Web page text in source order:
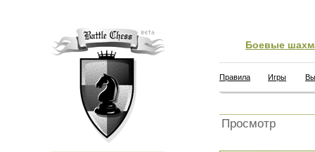
Боевые
Правила Игры
Просмотр